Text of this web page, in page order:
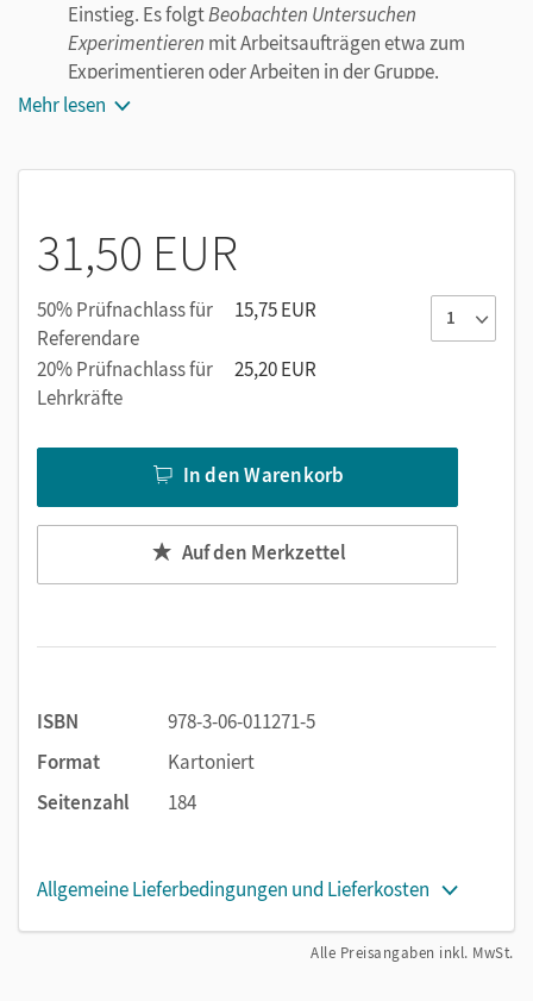
Einstieg. Es folgtBeobachten Untersuchen
Experimentieren mit Arbeitsaufträgen etwa zum
Experimentieren oder Arbeiten in der Gruppe.
Gut illustrierte Texte vermitteln grundlegendes
Methodenseiten informieren über fachspezifische
Jedes Kapitel schließt mit Überblick und
also einer Zusammenfassung und einem Aufgabenteil,
um das Gelernte zu sichern.
Mehr lesen
31,50 EUR
50% Prüfnachlass für
Referendare
15,75 EUR
20% Prüfnachlass für
Lehrkräfte
25,20 EUR
In den Warenkorb
Auf den Merkzettel
ISBN
978-3-06-011271-5
Format
Kartoniert
Seitenzahl
184
Allgemeine Lieferbedingungen und Lieferkosten
Alle Preisangaben inkl. MwSt.